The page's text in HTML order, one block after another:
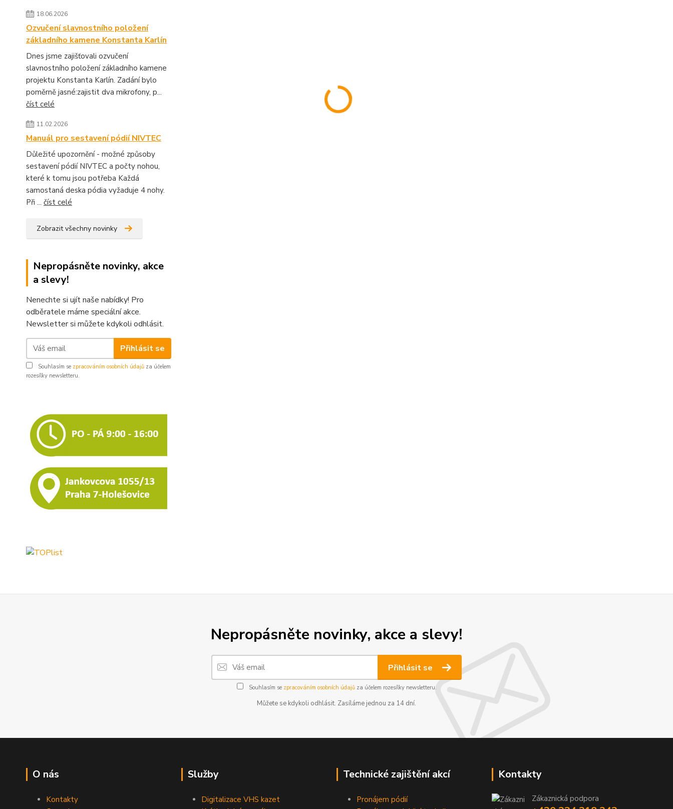
18.06.2026
Ozvučení slavnostního položení
základního kamene Konstanta Karlín
Dnes jsme zajišťovali ozvučení
slavnostního položení základního kamene
projektu Konstanta Karlín. Zadání bylo
poměrně jasné:zajistit dva mikrofony, p...
číst celé
11.02.2026
Manuál pro sestavení pódií NIVTEC
Důležité upozornění - možné způsoby
sestavení pódií NIVTEC a počty nohou,
které k tomu jsou potřeba Každá
samostaná deska pódia vyžaduje 4 nohy.
Při ... číst celé
Zobrazit všechny novinky
Nepropásněte novinky, akce
a slevy!
Nenechte si ujít naše nabídky! Pro
odběratele máme speciální akce.
Newsletter si můžete kdykoli odhlásit.
Přihlásit se
Souhlasím se zpracováním osobních údajů za účelem
rozesílky newsletteru.
Nepropásněte novinky, akce a slevy!
Přihlásit se
Souhlasím se zpracováním osobních údajůza účelem rozesílky newsletteru.
Můžete se kdykoli odhlásit. Zasíláme jednou za 14 dní.
O nás
Kontakty
Služby
Digitalizace VHS kazet
Technické zajištění akcí
Pronájem pódií
Kontakty
Zákaznická podpora